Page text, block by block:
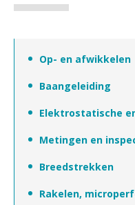
Op- en afwikkelen
Baangeleiding
Elektrostatische
Metingen en
Breedstrekken
Rakelen,